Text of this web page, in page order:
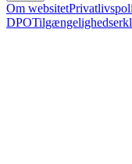
Om websitet
DPO